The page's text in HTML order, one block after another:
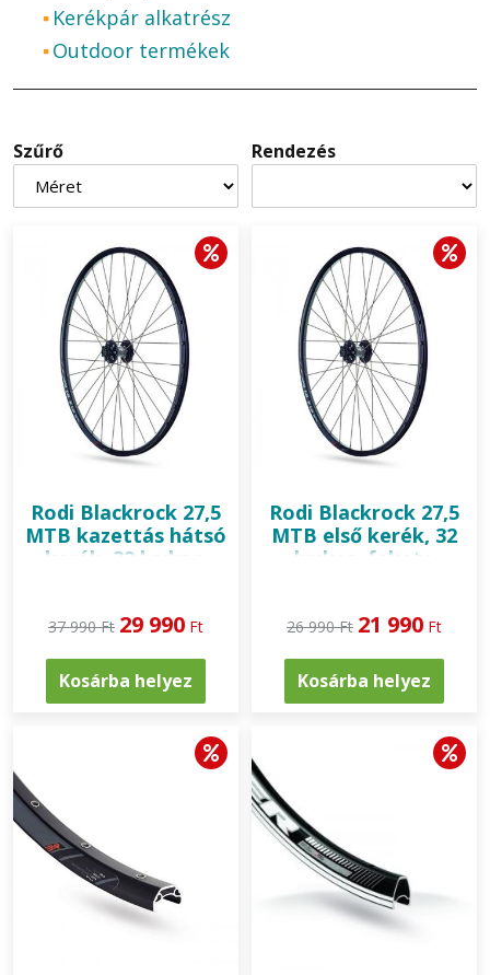
Kerékpár alkatrész
Outdoor termékek
Szűrő Rendezés
Rodi Blackrock 27,5
MTB kazettás hátsó
kerék, 32 lyukas,
37 990 Ft 29 990 Ft
Kosárba helyez
Rodi Blackrock 27,5
MTB első kerék, 32
lyukas, fekete
26 990 Ft 21 990 Ft
Kosárba helyez